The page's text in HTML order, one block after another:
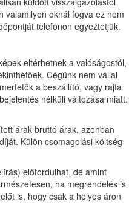
valamilyen oknál fogva ez nem
telefonon egyeztetjük.
eltérhetnek a valóságostól,
Cégünk nem vállal
a beszállító, vagy rajta
nélküli változása miatt.
árak bruttó árak, azonban
Külön csomagolási költség
előfordulhat, de amint
ha megrendelés is
is, hogy csak a helyes áron